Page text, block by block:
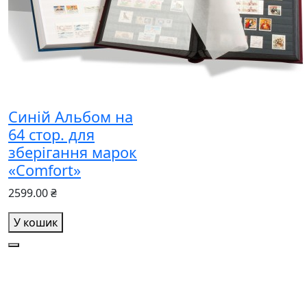
Синій Альбом на
64 стор. для
зберігання марок
«Comfort»
2599.00 ₴
У кошик